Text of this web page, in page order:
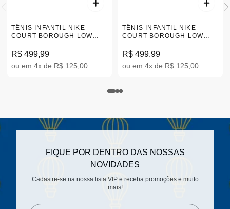
TÊNIS INFANTIL NIKE
COURT BOROUGH LOW
R$ 499,99
ou em 4x de R$ 125,00
TÊNIS INFANTIL NIKE
COURT BOROUGH LOW
'WHITE/HONEYDEW' | 27-33
R$ 499,99
ou em 4x de R$ 125,00
FIQUE POR DENTRO DAS NOSSAS
NOVIDADES
Cadastre-se na nossa lista VIP e receba promoções e muito
mais!